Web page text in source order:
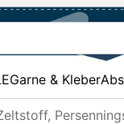
Garne & Kleber